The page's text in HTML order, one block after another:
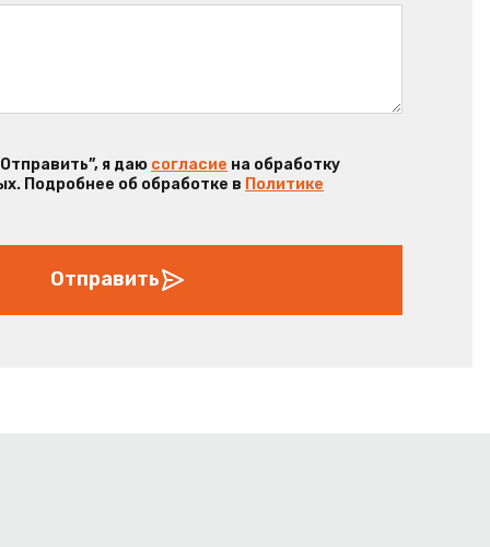
я даю согласие на обработку
Подробнее об обработке в Политике
Отправить